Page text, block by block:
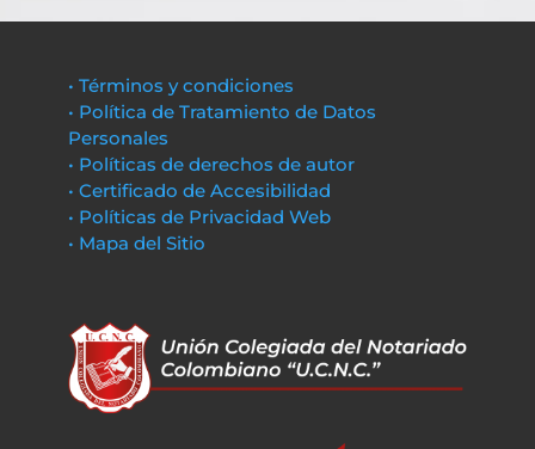
• Términos y condiciones
• Política de Tratamiento de Datos
Personales
• Políticas de derechos de autor
• Certificado de Accesibilidad
• Políticas de Privacidad Web
• Mapa del Sitio